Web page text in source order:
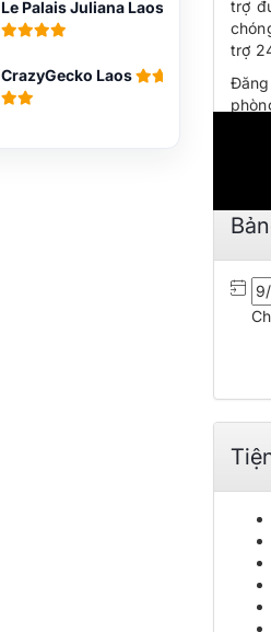
Le Palais Juliana Laos
CrazyGecko Laos
trợ
trợ